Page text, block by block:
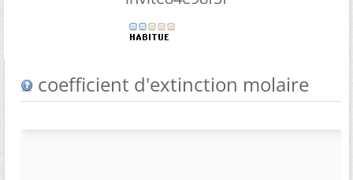
coefficient d'extinction molaire